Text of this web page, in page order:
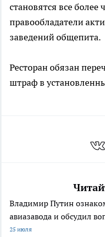
становятся все более
правообладатели
заведений общепита.
Ресторан обязан
штраф в
Владимир Путин
авиазавода и обсудил
25 июля